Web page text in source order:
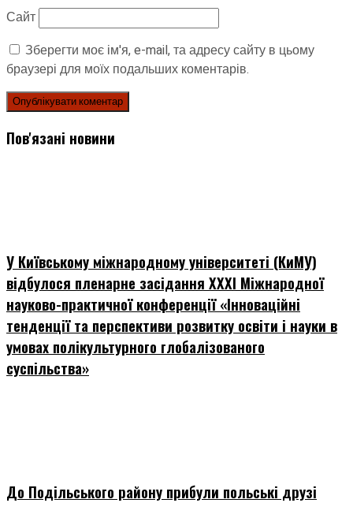
Сайт
Зберегти моє ім'я, e-mail, та адресу сайту в цьому
браузері для моїх подальших коментарів.
Пов'язані новини
У Київському міжнародному університеті (КиМУ)
відбулося пленарне засідання ХХХІ Міжнародної
науково-практичної конференції «Інноваційні
тенденції та перспективи розвитку освіти і науки в
умовах полікультурного глобалізованого
суспільства»
До Подільського району прибули польські друзі